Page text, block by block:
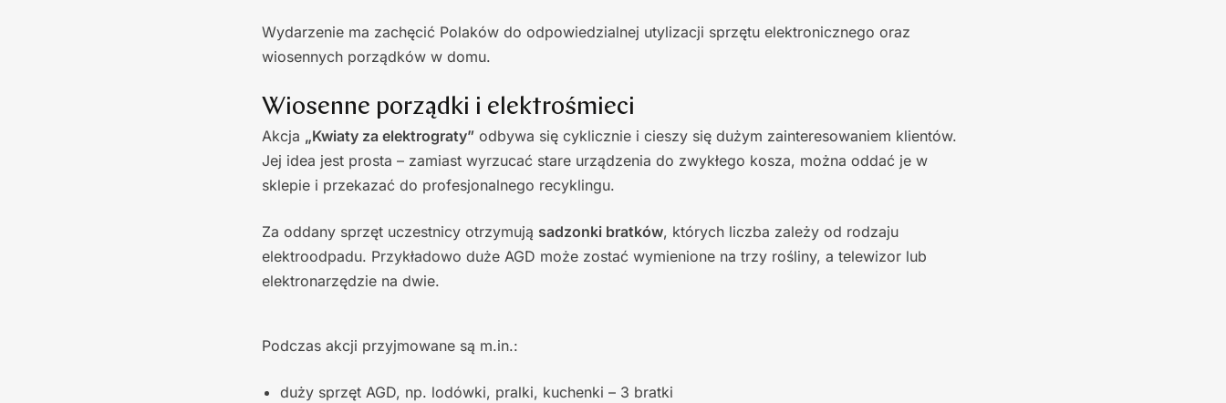
Wydarzenie ma zachęcić Polaków do odpowiedzialnej utylizacji sprzętu elektronicznego oraz
wiosennych porządków w domu.
Wiosenne porządki i elektrośmieci
Akcja „Kwiaty za elektrograty” odbywa się cyklicznie i cieszy się dużym zainteresowaniem klientów.
Jej idea jest prosta – zamiast wyrzucać stare urządzenia do zwykłego kosza, można oddać je w
sklepie i przekazać do profesjonalnego recyklingu.
Za oddany sprzęt uczestnicy otrzymują sadzonki bratków, których liczba zależy od rodzaju
elektroodpadu. Przykładowo duże AGD może zostać wymienione na trzy rośliny, a telewizor lub
elektronarzędzie na dwie.
Podczas akcji przyjmowane są m.in.:
duży sprzęt AGD, np. lodówki, pralki, kuchenki – 3 bratki